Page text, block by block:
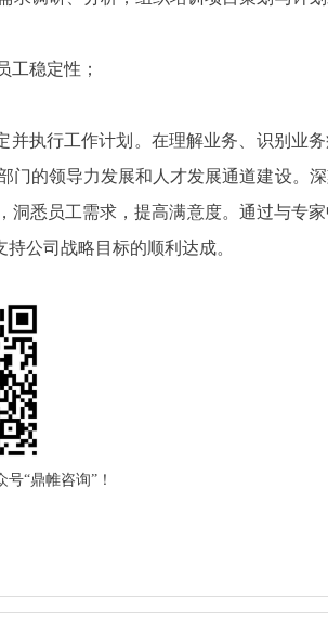
工稳定性；
执行工作计划。在理解业务、识别业务
门的领导力发展和人才发展通道建设。
悉员工需求，提高满意度。通过与专家
公司战略目标的顺利达成。
“鼎帷咨询”！